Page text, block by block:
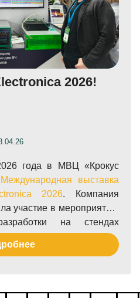
2026!
года в МВЦ «Крокус
выставка
2026. Компания
участие в мероприятии,
на стендах
ГК Научное
Акметрон